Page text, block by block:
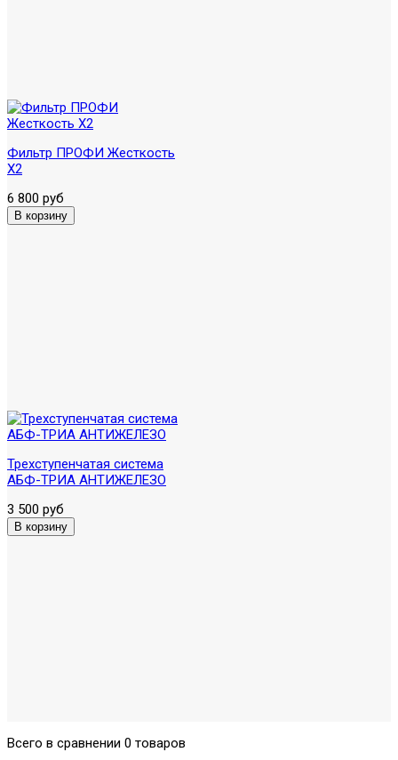
Фильтр ПРОФИ Жесткость
X2
6 800 руб
Трехступенчатая система
АБФ-ТРИА АНТИЖЕЛЕЗО
3 500 руб
Всего в сравнении 0 товаров